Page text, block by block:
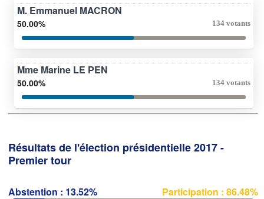
M. Emmanuel MACRON
50.00% 134 votants
Mme Marine LE PEN
50.00% 134 votants
Résultats de l'élection présidentielle 2017 -
Premier tour
Abstention : 13.52% Participation : 86.48%